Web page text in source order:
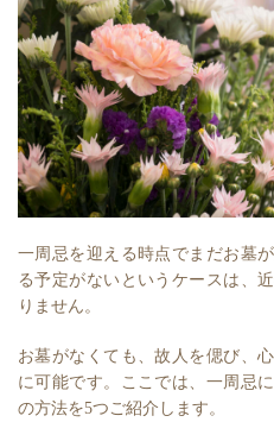
一周忌を迎える時点でまだお墓
る予定がないというケースは、
りません。
お墓がなくても、故人を偲び、
に可能です。ここでは、一周忌
の方法を5つご紹介します。